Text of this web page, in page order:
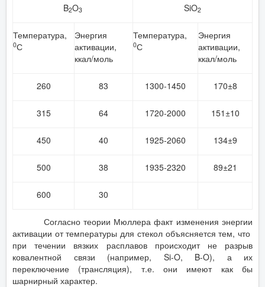
B2O3 SiO2
Температура,
0С
Энергия
активации,
ккал/моль
Температура,
0С
Энергия
активации,
ккал/моль
260 83 1300-1450 170±8
315 64 1720-2000 151±10
450 40 1925-2060 134±9
500 38 1935-2320 89±21
600 30
Согласно теории Мюллера факт изменения энергии
активации от температуры для стекол объясняется тем, что
при течении вязких расплавов происходит не разрыв
ковалентной связи (например, Si-O, B-O), а их
переключение (трансляция), т.е. они имеют как бы
шарнирный характер.